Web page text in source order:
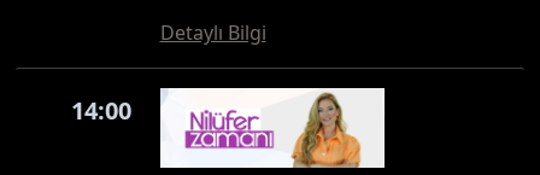
Detaylı Bilgi
14:00